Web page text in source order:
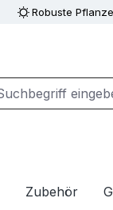
Robuste
Zubehör